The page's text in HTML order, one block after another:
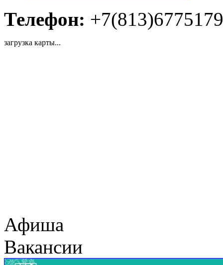
Телефон: +7(813)6775179
загрузка карты...
Афиша
Вакансии